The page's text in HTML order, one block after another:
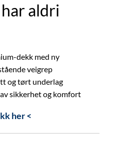
aldri
dekk med ny
veigrep
og tørt underlag
sikkerhet og komfort
her <